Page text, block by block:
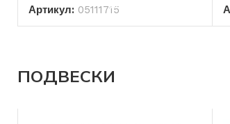
Артикул: 05111715
ПОДВЕСКИ